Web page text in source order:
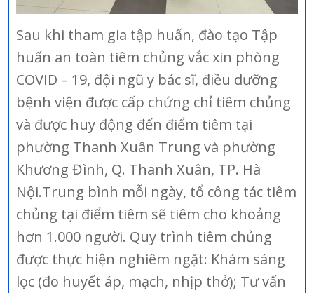
Sau khi tham gia tập huấn, đào tạo Tập
huấn an toàn tiêm chủng vắc xin phòng
COVID – 19, đội ngũ y bác sĩ, điều dưỡng
bệnh viện được cấp chứng chỉ tiêm chủng
và được huy động đến điểm tiêm tại
phường Thanh Xuân Trung và phường
Khương Đình, Q. Thanh Xuân, TP. Hà
Nội.Trung bình mỗi ngày, tổ công tác tiêm
chủng tại điểm tiêm sẽ tiêm cho khoảng
hơn 1.000 người. Quy trình tiêm chủng
được thực hiện nghiêm ngặt: Khám sáng
lọc (đo huyết áp, mạch, nhịp thở); Tư vấn